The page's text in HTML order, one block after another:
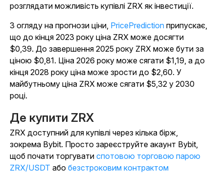
розглядати можливість купівлі ZRX як інвестиції.
З огляду на прогнози ціни, PricePrediction припускає,
що до кінця 2023 року ціна ZRX може досягти
$0,39. До завершення 2025 року ZRX може бути за
ціною $0,81. Ціна 2026 року може сягати $1,19, а до
кінця 2028 року ціна може зрости до $2,60. У
майбутньому ціна ZRX може сягати $5,32 у 2030
році.
Де купити ZRX
ZRX доступний для купівлі через кілька бірж,
зокрема Bybit. Просто зареєструйте акаунт Bybit,
щоб почати торгувати спотовою торговою парою
ZRX/USDT або безстроковим контрактом